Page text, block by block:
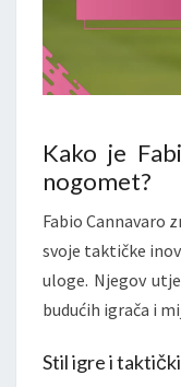
Kako je
nogomet?
Fabio Cannavaro
svoje taktičke
uloge. Njegov
budućih igrača i
Stil igre i